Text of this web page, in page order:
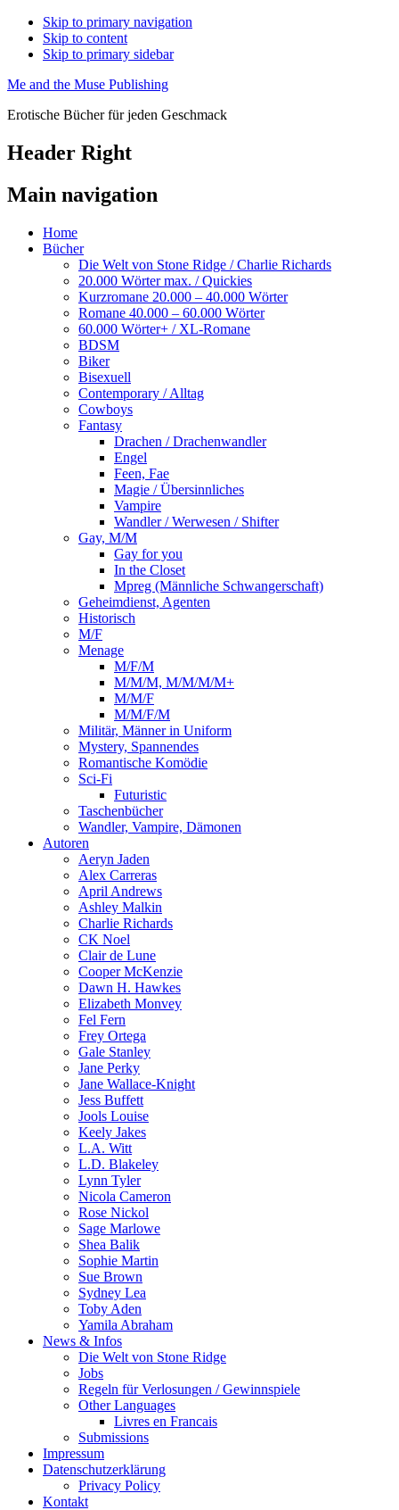
Skip to primary navigation
Skip to content
Skip to primary sidebar
Me and the Muse Publishing
Erotische Bücher für jeden Geschmack
Header Right
Main navigation
Home
Bücher
Die Welt von Stone Ridge / Charlie Richards
20.000 Wörter max. / Quickies
Kurzromane 20.000 – 40.000 Wörter
Romane 40.000 – 60.000 Wörter
60.000 Wörter+ / XL-Romane
BDSM
Biker
Bisexuell
Contemporary / Alltag
Cowboys
Fantasy
Drachen / Drachenwandler
Engel
Feen, Fae
Magie / Übersinnliches
Vampire
Wandler / Werwesen / Shifter
Gay, M/M
Gay for you
In the Closet
Mpreg (Männliche Schwangerschaft)
Geheimdienst, Agenten
Historisch
M/F
Menage
M/F/M
M/M/M, M/M/M/M+
M/M/F
M/M/F/M
Militär, Männer in Uniform
Mystery, Spannendes
Romantische Komödie
Sci-Fi
Futuristic
Taschenbücher
Wandler, Vampire, Dämonen
Autoren
Aeryn Jaden
Alex Carreras
April Andrews
Ashley Malkin
Charlie Richards
CK Noel
Clair de Lune
Cooper McKenzie
Dawn H. Hawkes
Elizabeth Monvey
Fel Fern
Frey Ortega
Gale Stanley
Jane Perky
Jane Wallace-Knight
Jess Buffett
Jools Louise
Keely Jakes
L.A. Witt
L.D. Blakeley
Lynn Tyler
Nicola Cameron
Rose Nickol
Sage Marlowe
Shea Balik
Sophie Martin
Sue Brown
Sydney Lea
Toby Aden
Yamila Abraham
News & Infos
Die Welt von Stone Ridge
Jobs
Regeln für Verlosungen / Gewinnspiele
Other Languages
Livres en Francais
Submissions
Impressum
Datenschutzerklärung
Privacy Policy
Kontakt